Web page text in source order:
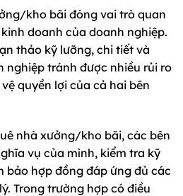
kho bãi đóng vai trò quan
doanh của doanh nghiệp.
thảo kỹ lưỡng, chi tiết và
nghiệp tránh được nhiều rủi ro
quyền lợi của cả hai bên
nhà xưởng/kho bãi, các bên
vụ của mình, kiểm tra kỹ
bảo hợp đồng đáp ứng đủ các
Trong trường hợp có điều